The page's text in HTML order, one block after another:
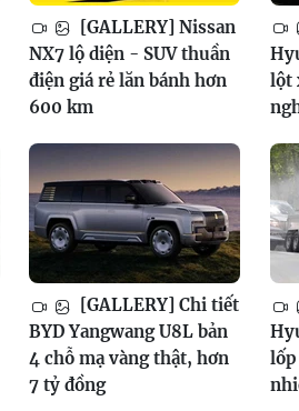
[GALLERY] Nissan
NX7 lộ diện - SUV thuần
điện giá rẻ lăn bánh hơn
600 km
lột
[GALLERY] Chi tiết
BYD Yangwang U8L bản
4 chỗ mạ vàng thật, hơn
7 tỷ đồng